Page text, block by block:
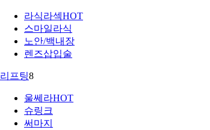
라식라섹HOT
스마일라식
노안/백내장
렌즈삽입술
리프팅8
울쎄라HOT
슈링크
써마지